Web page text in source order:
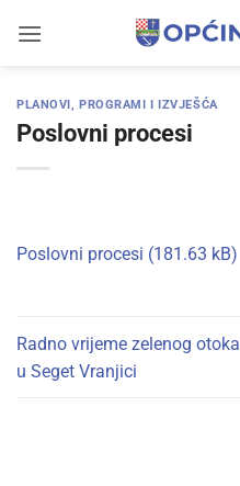
PLANOVI, PROGRAMI I IZVJEŠĆA
Poslovni procesi
Poslovni procesi
Radno vrijeme zelenog otoka
u Seget Vranjici